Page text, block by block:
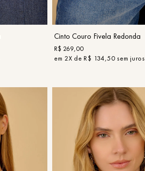
COMPRAR
Cinto Couro Fivela Redonda
R$ 269,00
em 2X deR$ 134,50 sem juros